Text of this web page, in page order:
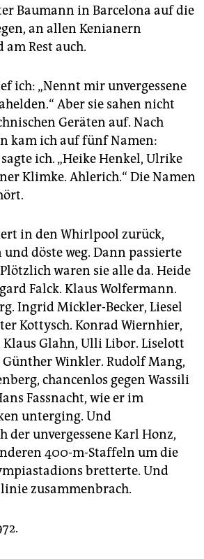
Baumann in Barcelona auf die
an allen Kenianern
Rest auch.
ich: „Nennt mir unvergessene
Aber sie sahen nicht
Geräten auf. Nach
kam ich auf fünf Namen:
sagte ich. „Heike Henkel, Ulrike
Klimke. Ahlerich.“ Die Namen
in den Whirlpool zurück,
und döste weg. Dann passierte
waren sie alle da. Heide
Falck. Klaus Wolfermann.
Ingrid Mickler-Becker, Liesel
Kottysch. Konrad Wiernhier,
Glahn, Ulli Libor. Liselott
Winkler. Rudolf Mang,
chancenlos gegen Wassili
Fassnacht, wie er im
unterging. Und
der unvergessene Karl Honz,
400-m-Staffeln um die
bretterte. Und
zusammenbrach.